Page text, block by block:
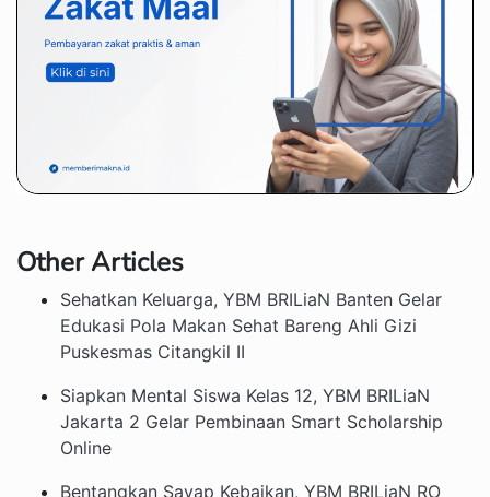
Other Articles
Sehatkan Keluarga, YBM BRILiaN Banten Gelar
Edukasi Pola Makan Sehat Bareng Ahli Gizi
Puskesmas Citangkil II
Siapkan Mental Siswa Kelas 12, YBM BRILiaN
Jakarta 2 Gelar Pembinaan Smart Scholarship
Online
Bentangkan Sayap Kebaikan, YBM BRILiaN RO